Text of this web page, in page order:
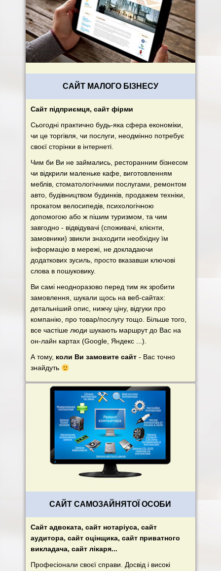
САЙТ МАЛОГО БІЗНЕСУ
Сайт підприємця, сайт фірми
Сьогодні практично будь-яка сфера економіки,
чи це торгівля, чи послуги, неодмінно потребує
своєї сторінки в інтернеті.
Чим би Ви не займались, ресторанним бізнесом
чи відкрили маленьке кафе, виготовленням
меблів, стоматологічними послугами, ремонтом
авто, будівництвом будинків, продажем техніки,
прокатом велосипедів, психологічною
допомогою або ж пішим туризмом, та чим
завгодно - відвідувачі (споживачі, клієнти,
замовники) звикли знаходити необхідну їм
інформацію в мережі, не докладаючи
додаткових зусиль, просто вказавши ключові
слова в пошуковику.
Ви самі неодноразово перед тим як зробити
замовлення, шукали щось на веб-сайтах:
детальніший опис, нижчу ціну, відгуки про
компанію, про товар/послугу тощо. Більше того,
все частіше люди шукають маршрут до Вас на
он-лайн картах (Google, Яндекс ...).
А тому, коли Ви замовите сайт- Вас точно
знайдуть
САЙТ САМОЗАЙНЯТОЇ ОСОБИ
Сайт адвоката, сайт нотаріуса, сайт
аудитора, сайт оцінщика, сайт приватного
викладача, сайт лікаря...
Професіонали своєї справи. Досвід і високі